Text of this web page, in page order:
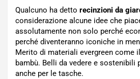
Qualcuno ha detto recinzioni da
considerazione alcune idee che
assolutamente non solo perché
perché diventeranno iconiche in
Merito di materiali evergreen come
bambù. Belli da vedere e sostenibili
anche per le tasche.